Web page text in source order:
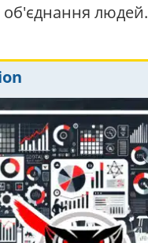
людей.